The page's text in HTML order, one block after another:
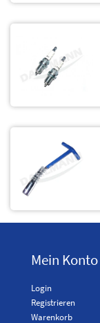
Mein Konto
Login
Registrieren
Warenkorb